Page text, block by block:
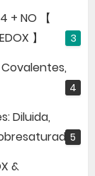
+ NO 【
】
Diluida,
&